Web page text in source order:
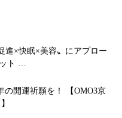
進×快眠×美容〟にアプロー
ト …
の開運祈願を！ 【OMO3京